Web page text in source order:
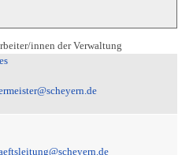
innen der Verwaltung